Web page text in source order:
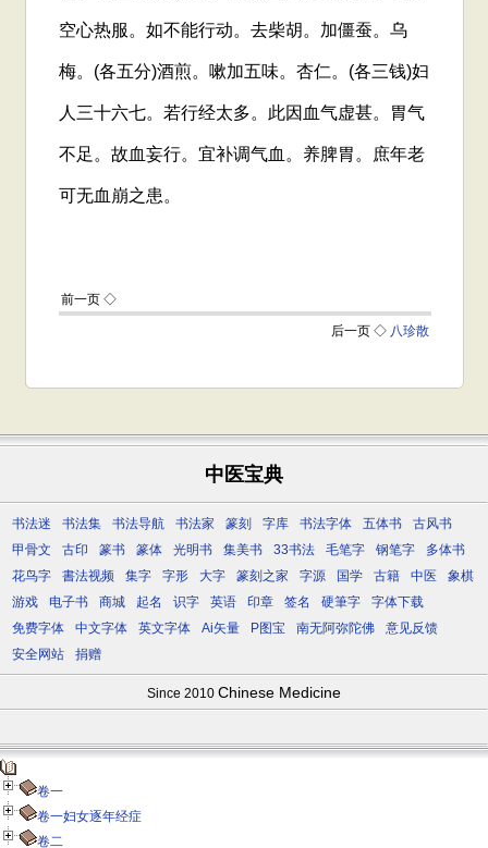
中医宝典
书法迷 书法集 书法导航 书法家 篆刻 字库 书法字体 五体书
古风书
甲骨文
古印 篆书 篆体 光明书 集美书 33书法 毛笔字 钢笔字
多体书
花鸟字
書法视频 集字 字形 大字 篆刻之家 字源 国学 古籍 中医
象棋
游戏
电子书 商城 起名 识字 英语 印章 签名 硬筆字
字体下载
免费字体
中文字体 英文字体 Ai矢量 P图宝 南无阿弥陀佛
意见反馈
安全网站
捐赠
Since 2010 Chinese Medicine
卷一
卷一妇女逐年经症
卷二